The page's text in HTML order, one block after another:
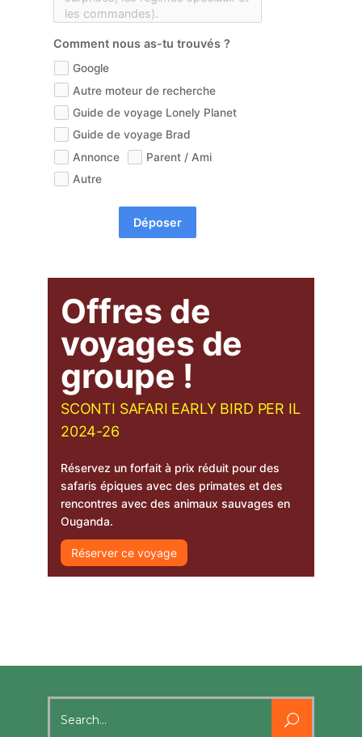
Comment nous as-tu trouvés ?
Google
Autre moteur de recherche
Guide de voyage Lonely Planet
Guide de voyage Brad
Annonce
Parent / Ami
Autre
Déposer
Offres de
voyages de
groupe !
SCONTI SAFARI EARLY BIRD PER IL
2024-26
Réservez un forfait à prix réduit pour des
safaris épiques avec des primates et des
rencontres avec des animaux sauvages en
Ouganda.
Réserver ce voyage
for: